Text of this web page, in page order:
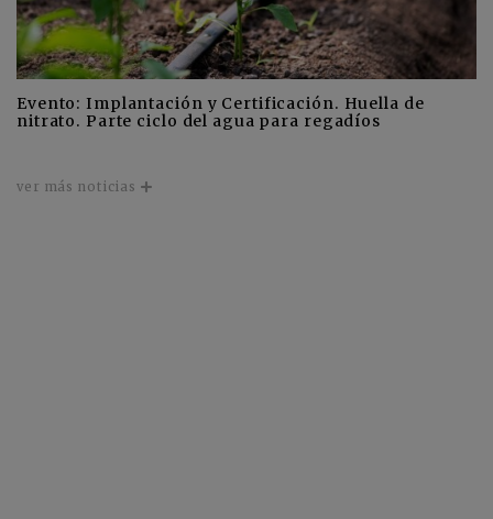
Evento: Implantación y Certificación. Huella de
nitrato. Parte ciclo del agua para regadíos
ver más noticias